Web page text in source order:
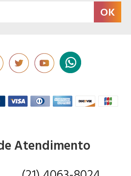
Atendimento